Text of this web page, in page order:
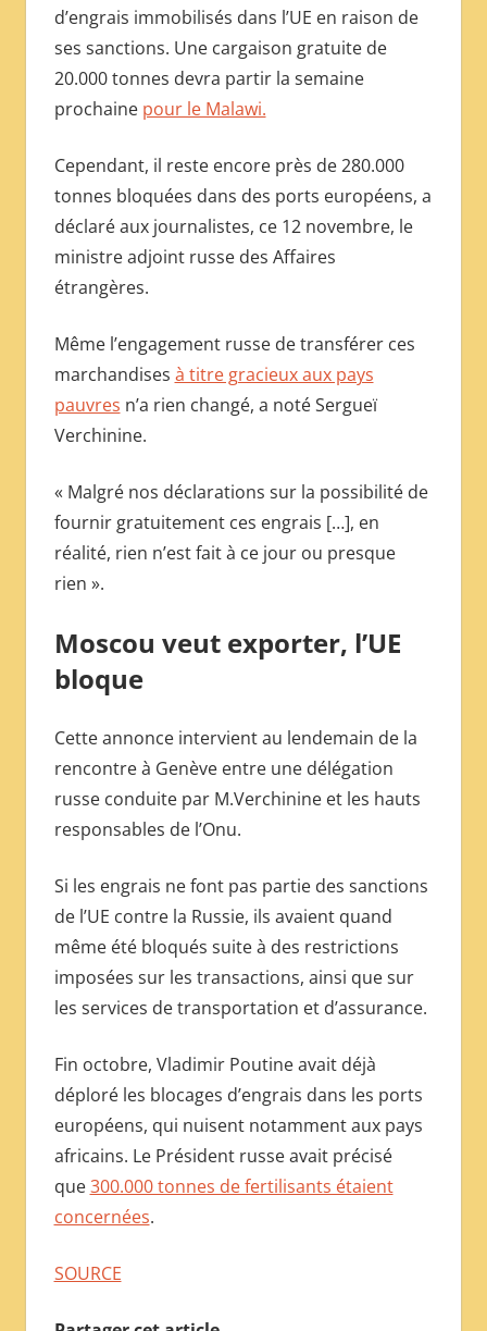
d’engrais immobilisés dans l’UE en raison de
ses sanctions. Une cargaison gratuite de
20.000 tonnes devra partir la semaine
prochaine pour le Malawi.
Cependant, il reste encore près de 280.000
tonnes bloquées dans des ports européens, a
déclaré aux journalistes, ce 12 novembre, le
ministre adjoint russe des Affaires
étrangères.
Même l’engagement russe de transférer ces
marchandises à titre gracieux aux pays
pauvres n’a rien changé, a noté Sergueï
Verchinine.
« Malgré nos déclarations sur la possibilité de
fournir gratuitement ces engrais […], en
réalité, rien n’est fait à ce jour ou presque
rien ».
Moscou veut exporter, l’UE
bloque
Cette annonce intervient au lendemain de la
rencontre à Genève entre une délégation
russe conduite par M.Verchinine et les hauts
responsables de l’Onu.
Si les engrais ne font pas partie des sanctions
de l’UE contre la Russie, ils avaient quand
même été bloqués suite à des restrictions
imposées sur les transactions, ainsi que sur
les services de transportation et d’assurance.
Fin octobre, Vladimir Poutine avait déjà
déploré les blocages d’engrais dans les ports
européens, qui nuisent notamment aux pays
africains. Le Président russe avait précisé
que300.000 tonnes de fertilisants étaient
concernées.
SOURCE